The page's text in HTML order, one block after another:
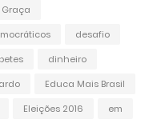
Graça
desafio
dinheiro
Educa Mais Brasil
Eleições 2016
em